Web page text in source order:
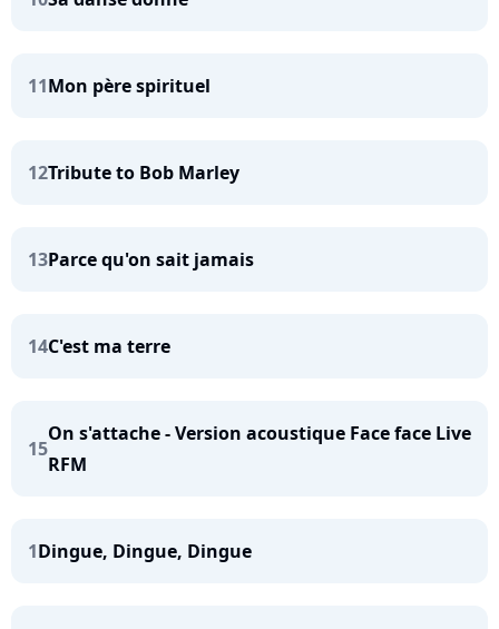
11Mon père spirituel
12Tribute to Bob Marley
13Parce qu'on sait jamais
14C'est ma terre
15
On s'attache - Version acoustique Face face Live
RFM
1Dingue, Dingue, Dingue